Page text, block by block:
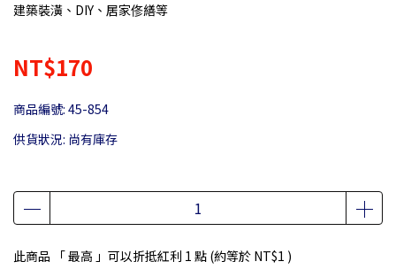
建築裝潢、DIY、居家俢繕等
NT$170
商品編號: 45-854
供貨狀況: 尚有庫存
此商品 「 最高 」可以折抵紅利 1 點 (約等於 NT$1 )